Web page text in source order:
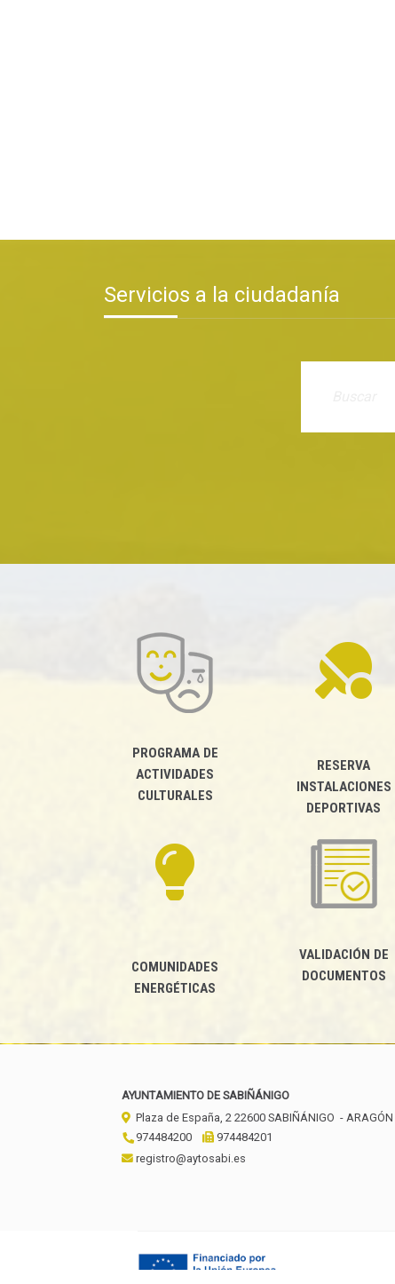
Servicios a la ciudadanía
PROGRAMA DE
ACTIVIDADES
CULTURALES
RESERVA
INSTALACIONES
DEPORTIVAS
COMUNIDADES
ENERGÉTICAS
VALIDACIÓN DE
DOCUMENTOS
AYUNTAMIENTO DE SABIÑÁNIGO
Plaza de España, 2 22600 SABIÑÁNIGO - ARAGÓN
974484200
974484201
registro@aytosabi.es